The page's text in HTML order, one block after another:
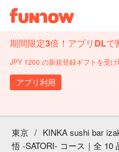
期間限定3倍！アプリDLで
JPY 1200 の新規登録ギフトを受け
アプリ利用
東京 / KINKA sushi bar
悟 -SATORI- コース｜全 10